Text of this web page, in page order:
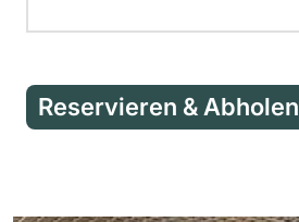
Reservieren & Abholen